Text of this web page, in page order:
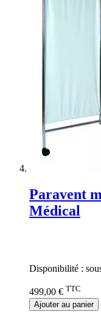
Paravent
Médical
Disponibilité :
499,00 € TTC
Ajouter au panier